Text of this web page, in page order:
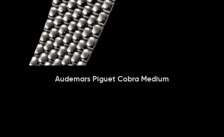
Audemars Piguet Cobra Medium